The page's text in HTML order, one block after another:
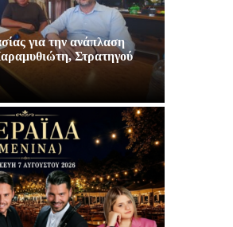
για την ανάπλαση
Στρατηγού